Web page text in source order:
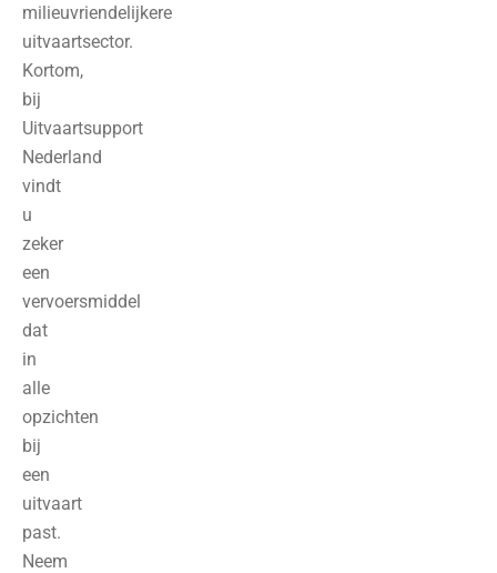
milieuvriendelijkere
uitvaartsector.
Kortom,
bij
Uitvaartsupport
Nederland
vindt
u
zeker
een
vervoersmiddel
dat
in
alle
opzichten
bij
een
uitvaart
past.
Neem